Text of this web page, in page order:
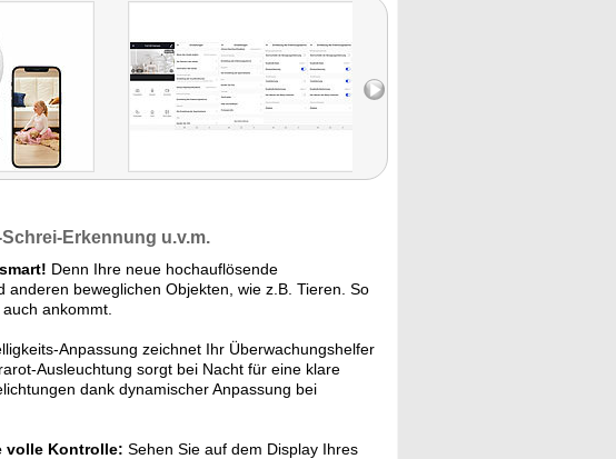
Erkennung u.v.m.
Denn Ihre neue hochauflösende
beweglichen Objekten, wie z.B. Tieren. So
ankommt.
Anpassung zeichnet Ihr Überwachungshelfer
Ausleuchtung sorgt bei Nacht für eine klare
dank dynamischer Anpassung bei
volle Kontrolle: Sehen Sie auf dem Display Ihres